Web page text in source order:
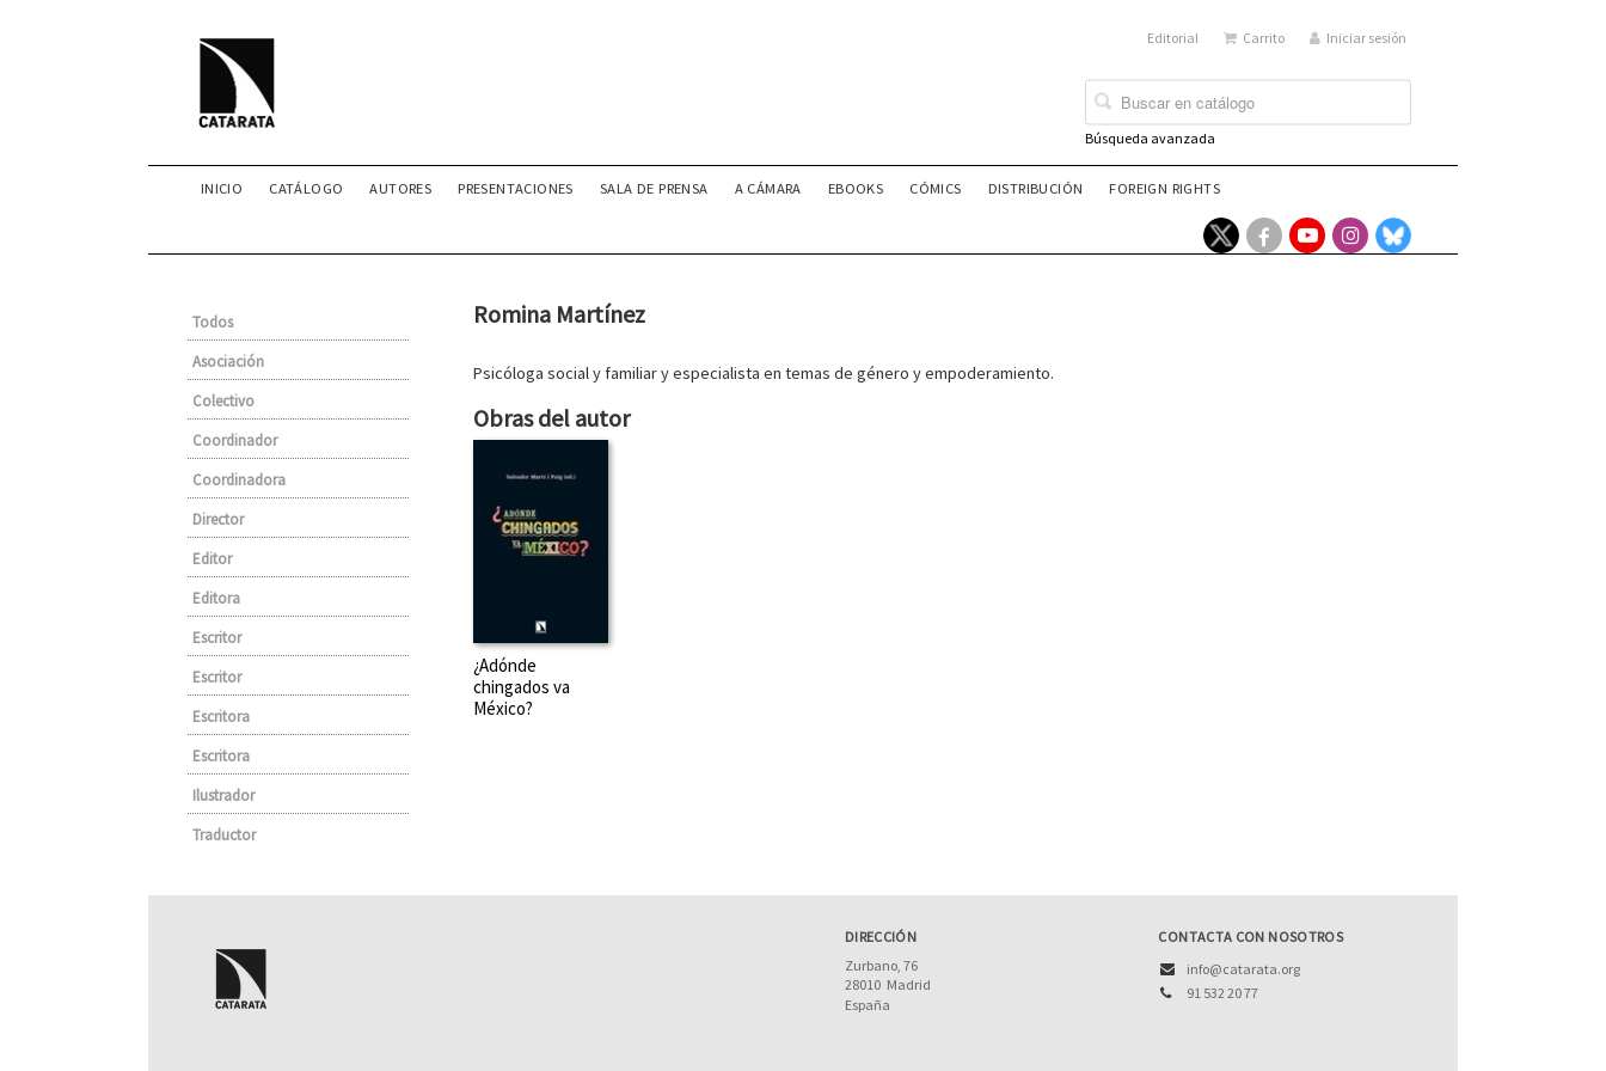
Editorial Carrito Iniciar sesión
Búsqueda avanzada
INICIO CATÁLOGO AUTORES PRESENTACIONES SALA DE PRENSA A CÁMARA EBOOKS CÓMICS DISTRIBUCIÓN FOREIGN RIGHTS
Todos
Asociación
Colectivo
Coordinador
Coordinadora
Director
Editor
Editora
Escritor
Escritor
Escritora
Escritora
Ilustrador
Traductor
Romina Martínez
Psicóloga social y familiar y especialista en temas de género y empoderamiento.
Obras del autor
¿Adónde
chingados va
México?
DIRECCIÓN
Zurbano, 76
28010 Madrid
España
CONTACTA CON NOSOTROS
info@catarata.org
91 532 20 77